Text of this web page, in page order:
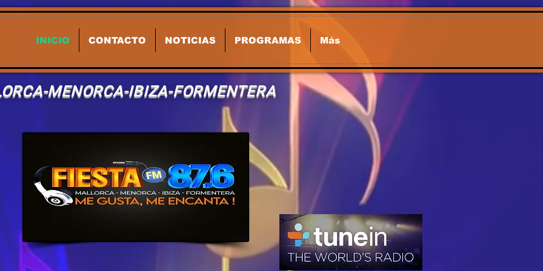
INICIO CONTACTO NOTICIAS PROGRAMAS Más
MENORCA-IBIZA-FORMENTERA